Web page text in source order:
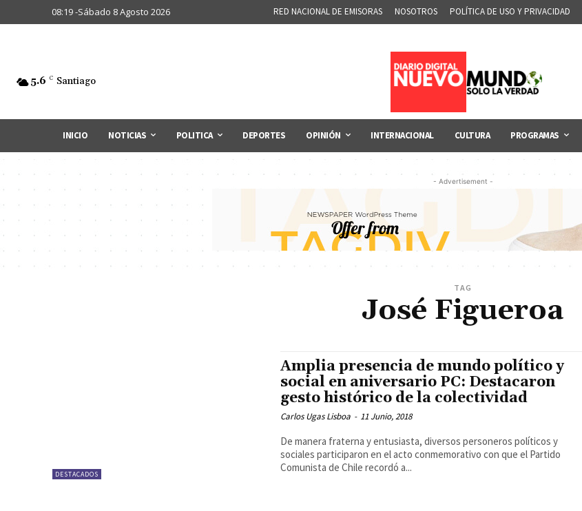
08:19 -Sábado 8 Agosto 2026 RED NACIONAL DE EMISORAS NOSOTROS POLÍTICA DE USO Y PRIVACIDAD
5.6 C Santiago
INICIO NOTICIAS POLITICA DEPORTES OPINIÓN INTERNACIONAL CULTURA PROGRAMAS
- Advertisement -
TAG
José Figueroa
DESTACADOS
Amplia presencia de mundo político y
social en aniversario PC: Destacaron
gesto histórico de la colectividad
Carlos Ugas Lisboa - 11 Junio, 2018
De manera fraterna y entusiasta, diversos personeros políticos y
sociales participaron en el acto conmemorativo con que el Partido
Comunista de Chile recordó a...